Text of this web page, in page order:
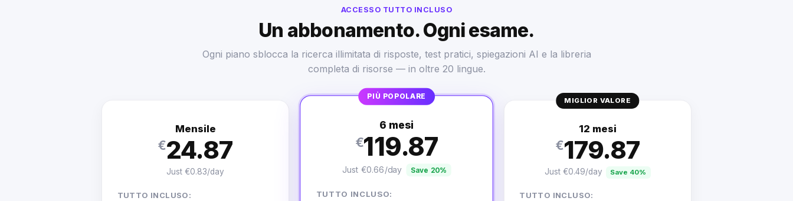
ACCESSO TUTTO INCLUSO
Un abbonamento. Ogni esame.
Ogni piano sblocca la ricerca illimitata di risposte, test pratici, spiegazioni AI e la libreria
completa di risorse — in oltre 20 lingue.
Mensile
€24.87
Just €0.83/day
TUTTO INCLUSO:
PIÙ POPOLARE
6 mesi
€119.87
Just €0.66/day Save 20%
TUTTO INCLUSO:
MIGLIOR VALORE
12 mesi
€179.87
Just €0.49/day Save 40%
TUTTO INCLUSO: